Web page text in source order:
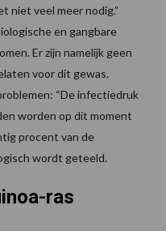
niet veel meer nodig.”
en gangbare
Er zijn namelijk geen
voor dit gewas.
“De infectiedruk
worden op dit moment
procent van de
wordt geteeld.
ras